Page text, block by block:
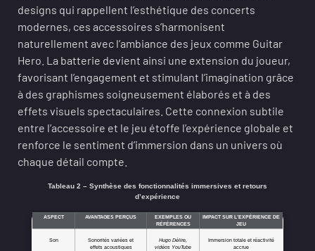
designs qui rappellent l’esthétique des concerts
modernes, ces accessoires s’harmonisent
naturellement avec l’ambiance des jeux comme Guitar
Hero. La batterie devient ainsi une extension du joueur,
favorisant l’engagement et stimulant l’imagination grâce
à des graphismes soigneusement élaborés et à des
effets visuels spectaculaires. Cette connexion subtile
entre l’accessoire et le jeu étoffe l’expérience globale et
renforce le sentiment d’immersion dans un univers où
chaque détail compte.
Tableau 2 – Synthèse des fonctionnalités immersives et retours
d’expérience
ASPECT AVANTAGES PERÇUS
EXEMPLES OU
RÉFÉRENCES
IMPACT SUR L’EXPÉRIENCE DE
JEU
Son
Sonorités variées et
effets acoustiques
Hugo Délire,
vidéos YouTube
Immersion totale et réactivité
accrue